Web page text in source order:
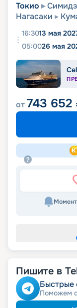
Токио
Нагасаки
16:3013 мая
05:0026 мая
от743 652
Пишите в
Быстрые
Поможем